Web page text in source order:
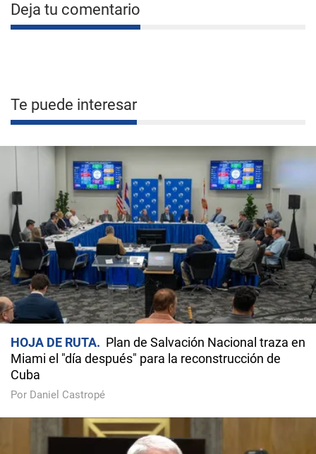
Deja tu comentario
Te puede interesar
HOJA DE RUTA
Plan de Salvación Nacional traza en
Miami el "día después" para la reconstrucción de
Cuba
Por Daniel Castropé